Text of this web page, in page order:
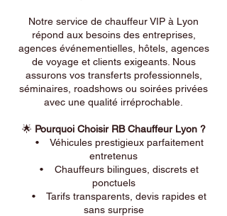
Notre service de chauffeur VIP à Lyon
répond aux besoins des entreprises,
agences événementielles, hôtels, agences
de voyage et clients exigeants. Nous
assurons vos transferts professionnels,
séminaires, roadshows ou soirées privées
avec une qualité irréprochable.
🌟 Pourquoi Choisir RB Chauffeur Lyon ?
• Véhicules prestigieux parfaitement
entretenus
• Chauffeurs bilingues, discrets et
ponctuels
• Tarifs transparents, devis rapides et
sans surprise